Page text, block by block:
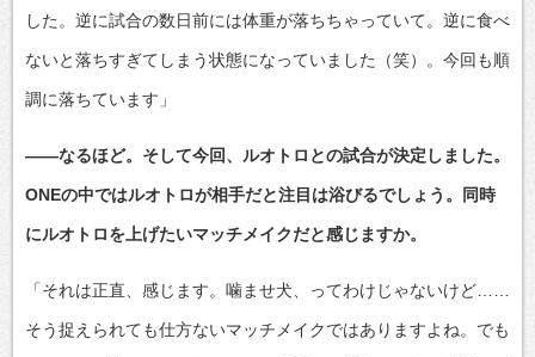
した。逆に試合の数日前には体重が落ちちゃっていて。逆に食べ
ないと落ちすぎてしまう状態になっていました（笑）。今回も順
調に落ちています」
――なるほど。そして今回、ルオトロとの試合が決定しました。
ONEの中ではルオトロが相手だと注目は浴びるでしょう。同時
にルオトロを上げたいマッチメイクだと感じますか。
「それは正直、感じます。噛ませ犬、ってわけじゃないけど……
そう捉えられても仕方ないマッチメイクではありますよね。でも